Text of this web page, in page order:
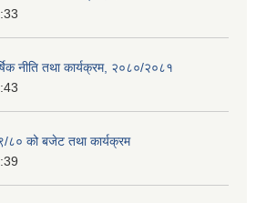
नीति तथा कार्यक्रम, २०८०/२०८१
८० को बजेट तथा कार्यक्रम